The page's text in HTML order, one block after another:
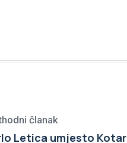
članak
Letica umjesto